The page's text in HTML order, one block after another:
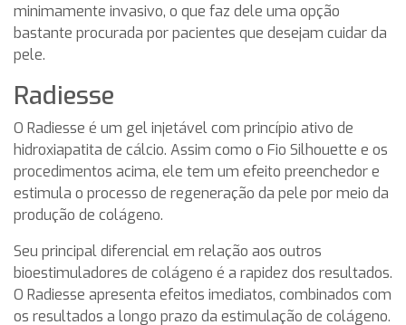
minimamente invasivo, o que faz dele uma opção
bastante procurada por pacientes que desejam cuidar da
pele.
Radiesse
O Radiesse é um gel injetável com princípio ativo de
hidroxiapatita de cálcio. Assim como o Fio Silhouette e os
procedimentos acima, ele tem um efeito preenchedor e
estimula o processo de regeneração da pele por meio da
produção de colágeno.
Seu principal diferencial em relação aos outros
bioestimuladores de colágeno é a rapidez dos resultados.
O Radiesse apresenta efeitos imediatos, combinados com
os resultados a longo prazo da estimulação de colágeno.